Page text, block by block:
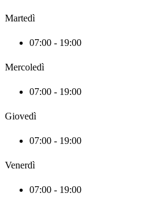
Martedì
07:00 - 19:00
Mercoledì
07:00 - 19:00
Giovedì
07:00 - 19:00
Venerdì
07:00 - 19:00